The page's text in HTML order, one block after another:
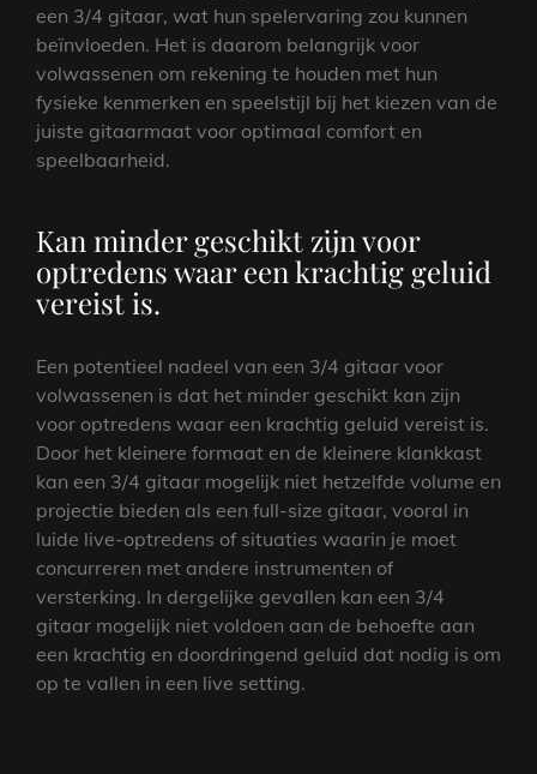
een 3/4 gitaar, wat hun spelervaring zou kunnen
beïnvloeden. Het is daarom belangrijk voor
volwassenen om rekening te houden met hun
fysieke kenmerken en speelstijl bij het kiezen van de
juiste gitaarmaat voor optimaal comfort en
speelbaarheid.
Kan minder geschikt zijn voor
optredens waar een krachtig geluid
vereist is.
Een potentieel nadeel van een 3/4 gitaar voor
volwassenen is dat het minder geschikt kan zijn
voor optredens waar een krachtig geluid vereist is.
Door het kleinere formaat en de kleinere klankkast
kan een 3/4 gitaar mogelijk niet hetzelfde volume en
projectie bieden als een full-size gitaar, vooral in
luide live-optredens of situaties waarin je moet
concurreren met andere instrumenten of
versterking. In dergelijke gevallen kan een 3/4
gitaar mogelijk niet voldoen aan de behoefte aan
een krachtig en doordringend geluid dat nodig is om
op te vallen in een live setting.